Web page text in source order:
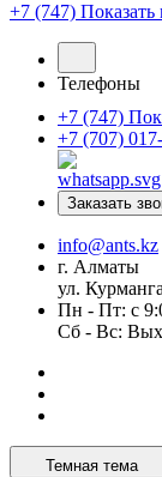
+7 (747) Показать
Телефоны
+7 (747)
+7 (707)
Заказать
info@ants.kz
г. Алматы
ул.
Пн - Пт: с
Сб - Вс:
Темная тема